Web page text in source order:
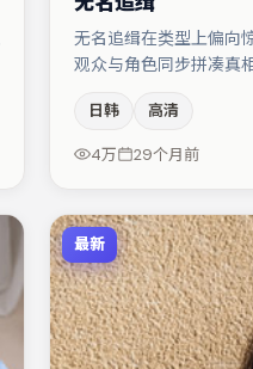
无名追缉在类型上偏向
观众与角色同步拼凑真
镁在片中承担叙事驱动
喜剧/悬疑调剂（视场
日韩 高清
4万 29个月前
最新